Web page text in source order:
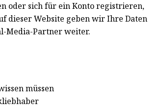
oder sich für ein Konto registrieren,
dieser Website geben wir Ihre Daten
Media-Partner weiter.
müssen